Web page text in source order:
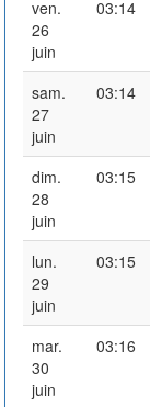
ven.
26
juin
03:14
sam.
27
juin
03:14
dim.
28
juin
03:15
lun.
29
juin
03:15
mar.
30
juin
03:16